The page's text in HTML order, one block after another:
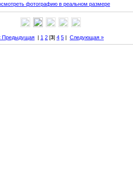
фотографию в реальном размере
Предыдущая | 1 2 [3] 4 5 | Следующая »